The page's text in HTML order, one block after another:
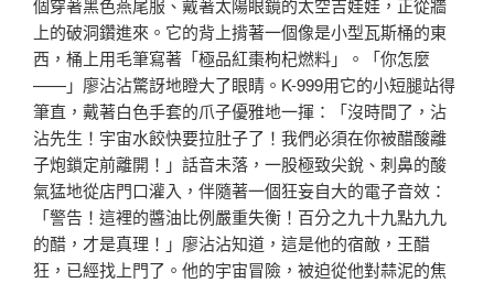
個穿著黑色燕尾服、戴著太陽眼鏡的太空吉娃娃，正從牆
上的破洞鑽進來。它的背上揹著一個像是小型瓦斯桶的東
西，桶上用毛筆寫著「極品紅棗枸杞燃料」。「你怎麼
——」廖沾沾驚訝地瞪大了眼睛。K-999用它的小短腿站得
筆直，戴著白色手套的爪子優雅地一揮：「沒時間了，沾
沾先生！宇宙水餃快要拉肚子了！我們必須在你被醋酸離
子炮鎖定前離開！」話音未落，一股極致尖銳、刺鼻的酸
氣猛地從店門口灌入，伴隨著一個狂妄自大的電子音效：
「警告！這裡的醬油比例嚴重失衡！百分之九十九點九九
的醋，才是真理！」廖沾沾知道，這是他的宿敵，王醋
狂，已經找上門了。他的宇宙冒險，被迫從他對蒜泥的焦